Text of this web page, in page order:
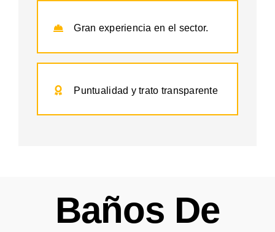
Gran experiencia en el sector.
Puntualidad y trato transparente
Baños De